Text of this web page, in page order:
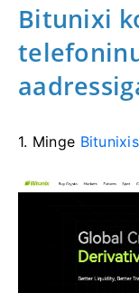
Bitunixi
1. Minge